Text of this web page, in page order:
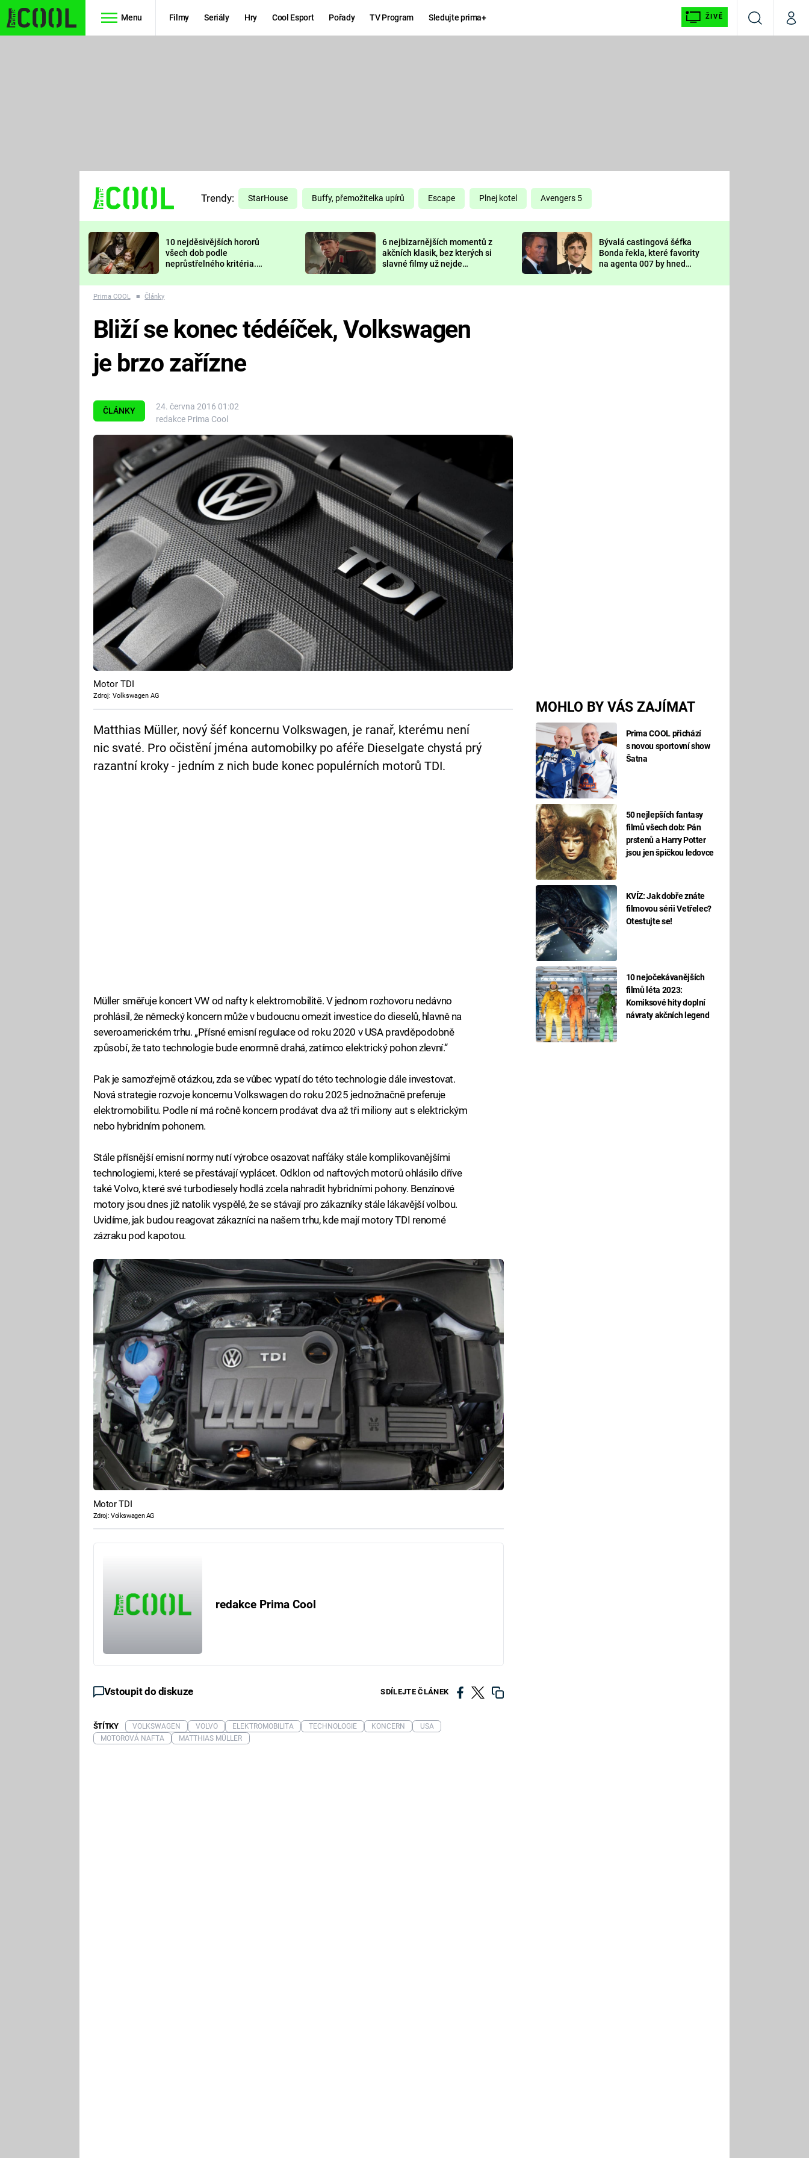
Menu Filmy Seriály Hry Cool Esport Pořady TV Program Sledujte prima+ ŽIVĚ
VyhledáváníMůj
TŘESKU
FUTURAMA
PREDÁTOR
DELIVERANCE
KOMEDIE
CHUCK
NORRIS
DEADPOOL
Prima LAJK
Sledujte nás
Trendy: StarHouse Buffy, přemožitelka upírů Escape Plnej kotel Avengers 5
10 nejděsivějších hororů
všech dob podle
neprůstřelného kritéria.
nejvíc zvednou tep?
6 nejbizarnějších momentů z
akčních klasik, bez kterých si
slavné filmy už nejde
Bývalá castingová šéfka
Bonda řekla, které favority
na agenta 007 by hned
Prima COOL ■ Články
ČLÁNKY
24. června 2016 01:02
redakce Prima Cool
MOHLO BY VÁS ZAJÍMAT
Prima COOL přichází
s novou sportovní show
Šatna
50 nejlepších fantasy
filmů všech dob: Pán
prstenů a Harry Potter
jsou jen špičkou ledovce
KVÍZ: Jak dobře znáte
filmovou sérii Vetřelec?
Otestujte se!
10 nejočekávanějších
filmů léta 2023:
Komiksové hity doplní
návraty akčních legend
Bliží se konec tédéíček, Volkswagen
je brzo zařízne
Motor TDI
Zdroj: Volkswagen AG
Matthias Müller, nový šéf koncernu Volkswagen, je ranař, kterému není
nic svaté. Pro očistění jména automobilky po aféře Dieselgate chystá prý
razantní kroky - jedním z nich bude konec populérních motorů TDI.
Müller směřuje koncert VW od nafty k elektromobilitě. V jednom rozhovoru nedávno
prohlásil, že německý koncern může v budoucnu omezit investice do dieselů, hlavně na
severoamerickém trhu. „Přísné emisní regulace od roku 2020 v USA pravděpodobně
způsobí, že tato technologie bude enormně drahá, zatímco elektrický pohon zlevní.“
Pak je samozřejmě otázkou, zda se vůbec vypatí do této technologie dále investovat.
Nová strategie rozvoje koncernu Volkswagen do roku 2025 jednožnačně preferuje
elektromobilitu. Podle ní má ročně koncern prodávat dva až tři miliony aut s elektrickým
nebo hybridním pohonem.
Stále přísnější emisní normy nutí výrobce osazovat nafťáky stále komplikovanějšími
technologiemi, které se přestávají vyplácet. Odklon od naftových motorů ohlásilo dříve
také Volvo, které své turbodiesely hodlá zcela nahradit hybridními pohony. Benzínové
motory jsou dnes již natolik vyspělé, že se stávají pro zákazníky stále lákavější volbou.
Uvidíme, jak budou reagovat zákazníci na našem trhu, kde mají motory TDI renomé
zázraku pod kapotou.
Motor TDI
Zdroj: Volkswagen AG
redakce Prima Cool
Vstoupit do diskuze SDÍLEJTE ČLÁNEK
ŠTÍTKY VOLKSWAGEN VOLVO ELEKTROMOBILITA TECHNOLOGIE KONCERN
USA
MOTOROVÁ NAFTA
MATTHIAS MÜLLER